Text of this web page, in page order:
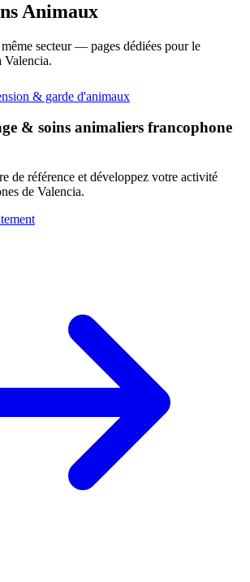
Animaux
secteur — pages dédiées pour le
Valencia.
& garde d'animaux
& soins animaliers francophone
de référence et développez votre activité
de Valencia.